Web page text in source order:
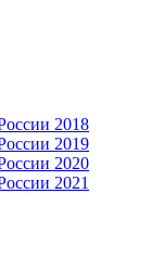
2018
2019
2020
2021